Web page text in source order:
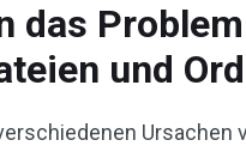
das
und
Ursachen